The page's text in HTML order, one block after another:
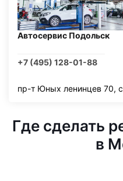
Автосервис Подольск
+7 (495) 128-01-88
пр-т Юных ленинцев 70,
Где сделать
в